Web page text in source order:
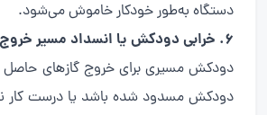
دستگاه به‌طور خودکار خاموش می‌شود.
۶. خرابی دودکش یا انسداد مسیر خروج دود
دودکش مسیری برای خروج گازهای حاصل
دودکش مسدود شده باشد یا درست کار